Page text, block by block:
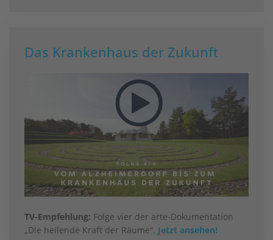
Das Krankenhaus der Zukunft
TV-Empfehlung: Folge vier der arte-Dokumentation
„Die heilende Kraft der Räume“. Jetzt ansehen!